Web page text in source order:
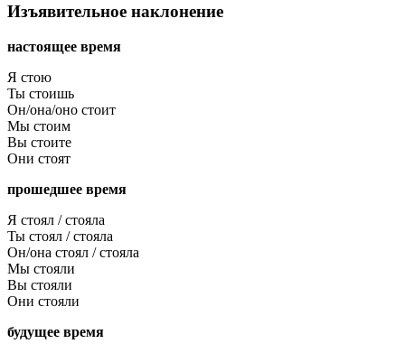
Изъявительное наклонение
настоящее время
Я стою
Ты стоишь
Он/она/оно стоит
Мы стоим
Вы стоите
Они стоят
прошедшее время
Я стоял / стояла
Ты стоял / стояла
Он/она стоял / стояла
Мы стояли
Вы стояли
Они стояли
будущее время